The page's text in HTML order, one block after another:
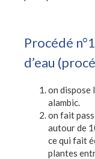
Procédé
d’eau
on dispose
alambic.
on fait
autour de
ce qui fait
plantes